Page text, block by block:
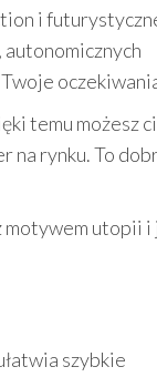
i
temu możesz
na rynku. To
motywem utopii i
szybkie